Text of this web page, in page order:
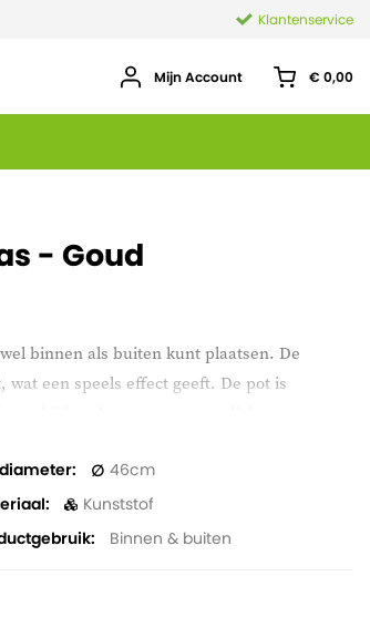
Klantenservice
Mijn Account € 0,00
- Goud
binnen als buiten kunt plaatsen. De
een speels effect geeft. De pot is
en hij is ook nog eens waterdicht.
46
Kunststof
Binnen & buiten